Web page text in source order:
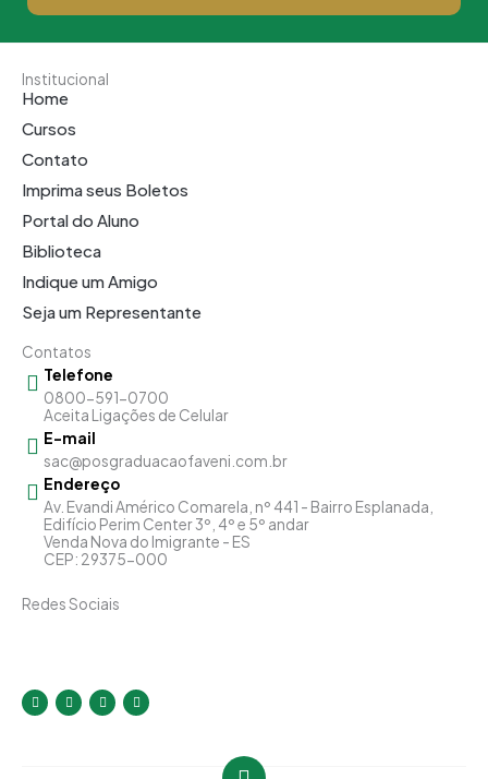
Institucional
Home
Cursos
Contato
Imprima seus Boletos
Portal do Aluno
Biblioteca
Indique um Amigo
Seja um Representante
Contatos
Telefone
0800-591-0700
Aceita Ligações de Celular
E-mail
sac@posgraduacaofaveni.com.br
Endereço
Av. Evandi Américo Comarela, nº 441 - Bairro Esplanada,
Edifício Perim Center 3º, 4º e 5º andar
Venda Nova do Imigrante - ES
CEP: 29375-000
Redes Sociais
I
n
s
F
a
c
Y
o
u
L
i
n